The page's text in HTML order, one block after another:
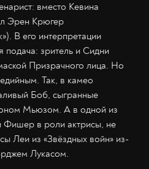
вместо Кевина
Эрен Крюгер
В его интерпретации
подача: зритель и Сидни
Призрачного лица. Но
Так, в камео
Боб, сыгранные
Мьюзом. А в одной из
Фишер в роли актрисы, не
Леи из «Звёздных войн» из-
Лукасом.